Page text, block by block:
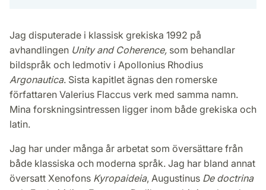
Jag disputerade i klassisk grekiska 1992 på
avhandlingen Unity and Coherence, som behandlar
bildspråk och ledmotiv i Apollonius Rhodius
Argonautica. Sista kapitlet ägnas den romerske
författaren Valerius Flaccus verk med samma namn.
Mina forskningsintressen ligger inom både grekiska och
latin.
Jag har under många år arbetat som översättare från
både klassiska och moderna språk. Jag har bland annat
översatt Xenofons Kyropaideia, Augustinus De doctrina